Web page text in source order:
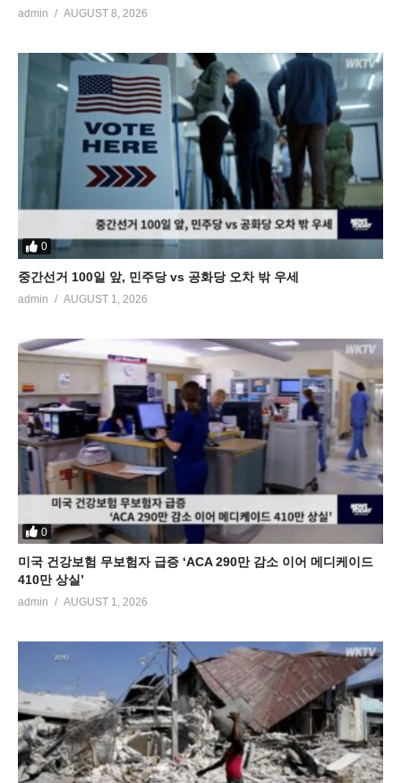
admin AUGUST 8, 2026
0
중간선거 100일 앞, 민주당 vs 공화당 오차 밖 우세
admin AUGUST 1, 2026
0
미국 건강보험 무보험자 급증 ‘ACA 290만 감소 이어 메디케이드
410만 상실’
admin AUGUST 1, 2026